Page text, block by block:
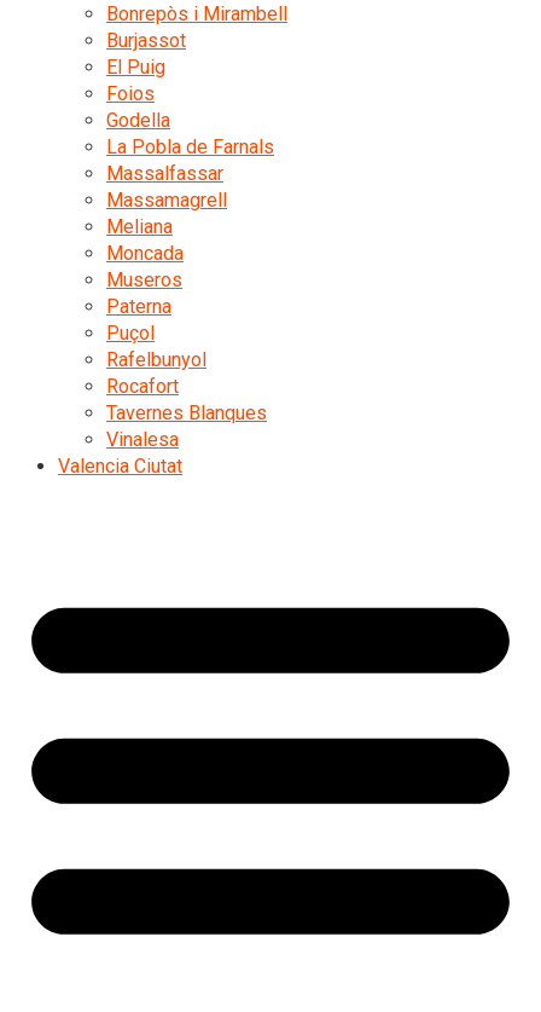
Bonrepòs i Mirambell
Burjassot
El Puig
Foios
Godella
La Pobla de Farnals
Massalfassar
Massamagrell
Meliana
Moncada
Museros
Paterna
Puçol
Rafelbunyol
Rocafort
Tavernes Blanques
Vinalesa
Valencia Ciutat